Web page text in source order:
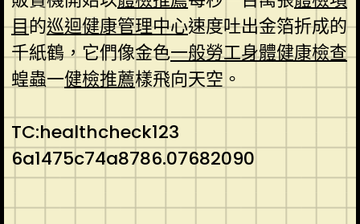
目的巡迴健康管理中心速度吐出金箔折成的
千紙鶴，它們像金色一般勞工身體健康檢查
蝗蟲一健檢推薦樣飛向天空。
TC:healthcheck123
6a1475c74a8786.07682090